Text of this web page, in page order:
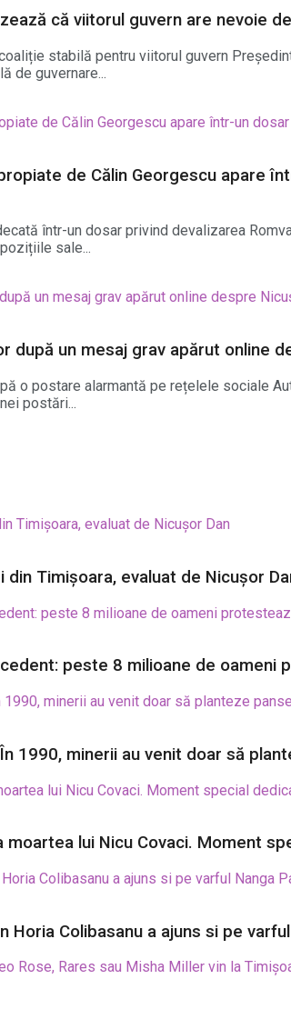
că viitorul guvern are nevoie
stabilă pentru viitorul guvern
de guvernare...
de Călin Georgescu apare
într-un dosar privind devalizarea
sale...
după un mesaj grav apărut online
o postare alarmantă pe rețelele sociale
postări...
din Timișoara, evaluat de Nicușor
peste 8 milioane de oameni
1990, minerii au venit doar să
moartea lui Nicu Covaci. Moment
Horia Colibasanu a ajuns si pe